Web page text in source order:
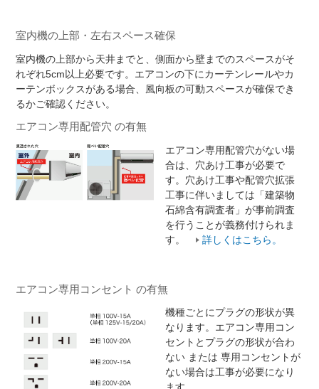
室内機の上部・左右スペース確保
室内機の上部から天井までと、側面から壁までのスペースがそ
れぞれ5cm以上必要です。エアコンの下にカーテンレールやカ
ーテンボックスがある場合、風向板の可動スペースが確保でき
るかご確認ください。
エアコン専用配管穴 の有無
エアコン専用配管穴がない場
合は、穴あけ工事が必要で
す。穴あけ工事や配管穴拡張
工事に伴いましては「建築物
石綿含有調査者」が事前調査
を行うことが義務付けられま
す。
詳しくはこちら。
エアコン専用コンセント の有無
機種ごとにプラグの形状が異
なります。エアコン専用コン
セントとプラグの形状が合わ
ない または 専用コンセントが
ない場合は工事が必要になり